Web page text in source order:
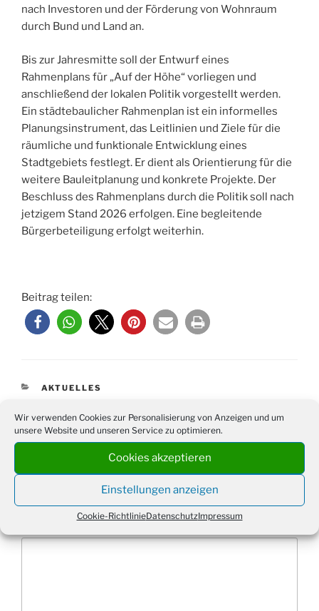
Wir verwenden Cookies zur Personalisierung von Anzeigen und um
unsere Website und unseren Service zu optimieren.
Cookies akzeptieren
Einstellungen anzeigen
Cookie-RichtlinieDatenschutzImpressum
nach Investoren und der Förderung von Wohnraum
durch Bund und Land an.
Bis zur Jahresmitte soll der Entwurf eines
Rahmenplans für „Auf der Höhe“ vorliegen und
anschließend der lokalen Politik vorgestellt werden.
Ein städtebaulicher Rahmenplan ist ein informelles
Planungsinstrument, das Leitlinien und Ziele für die
räumliche und funktionale Entwicklung eines
Stadtgebiets festlegt. Er dient als Orientierung für die
weitere Bauleitplanung und konkrete Projekte. Der
Beschluss des Rahmenplans durch die Politik soll nach
jetzigem Stand 2026 erfolgen. Eine begleitende
Bürgerbeteiligung erfolgt weiterhin.
Beitrag teilen:
KATEGORIEN
AKTUELLES
Schreibe einen Kommentar
Deine E-Mail-Adresse wird nicht veröffentlicht.
Erforderliche Felder sind mit* markiert
Kommentar*